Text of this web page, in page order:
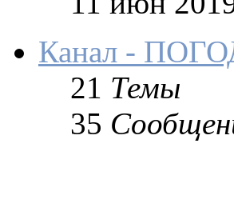
Канал -
21 Темы
35